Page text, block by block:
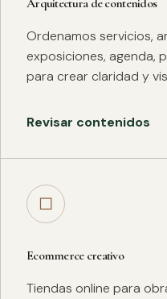
Arquitectura de contenidos
Ordenamos servicios,
exposiciones, agenda,
para crear claridad y
Revisar contenidos
□
Ecommerce creativo
Tiendas online para